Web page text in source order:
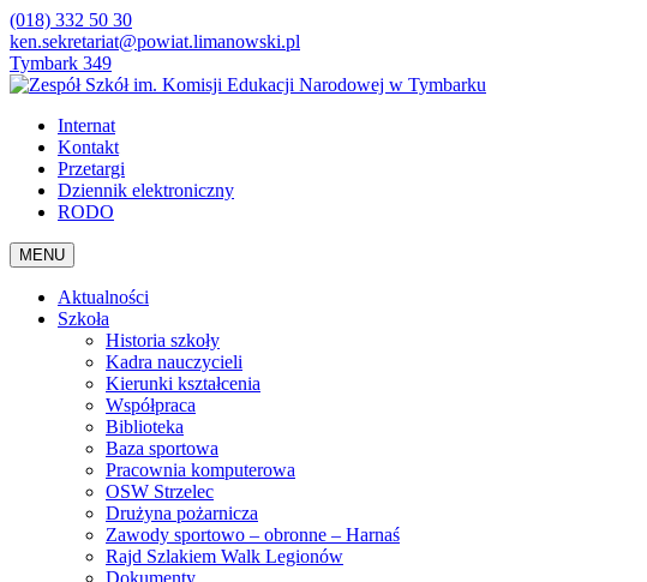
(018) 332 50 30
ken.sekretariat@powiat.limanowski.pl
Tymbark 349
Internat
Kontakt
Przetargi
Dziennik elektroniczny
RODO
MENU
Aktualności
Szkoła
Historia szkoły
Kadra nauczycieli
Kierunki kształcenia
Współpraca
Biblioteka
Baza sportowa
Pracownia komputerowa
OSW Strzelec
Drużyna pożarnicza
Zawody sportowo – obronne – Harnaś
Rajd Szlakiem Walk Legionów
Dokumenty